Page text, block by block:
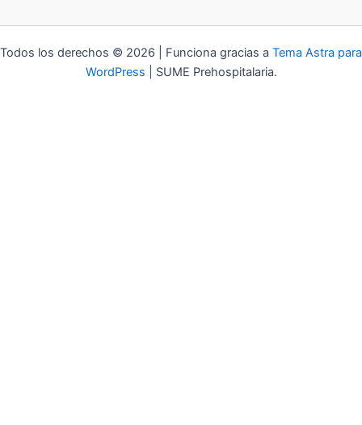
Todos los derechos © 2026 | Funciona gracias a Tema Astra para
WordPress | SUME Prehospitalaria.